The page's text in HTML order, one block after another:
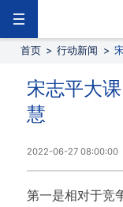
首页 > 行动新闻 >
宋志平大
慧
2022-06-27 08:00:00
第一是相对于竞